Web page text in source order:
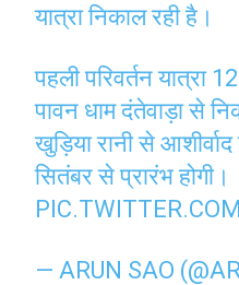
यात्रा निकाल रही है।
पहली परिवर्तन यात्रा
पावन धाम दंतेवाड़ा से
खुड़िया रानी से
सितंबर से प्रारंभ होगी।
— ARUN SAO